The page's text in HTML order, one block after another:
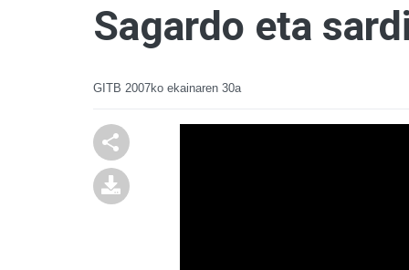
Sagardo eta
GITB 2007ko ekainaren 30a